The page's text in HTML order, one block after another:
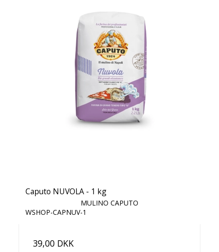
Caputo NUVOLA - 1 kg
MULINO CAPUTO
WSHOP-CAPNUV-1
39,00 DKK